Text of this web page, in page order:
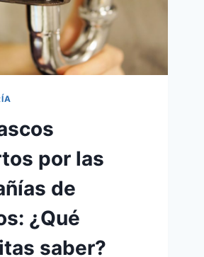
por las
de
¿Qué
saber?